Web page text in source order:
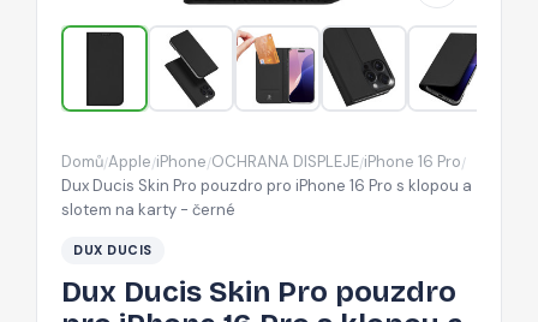
iPhone
16
Pro
s
a
-
Domů/Apple/iPhone/OCHRANA DISPLEJE/iPhone 16 Pro/
Dux Ducis Skin Pro pouzdro pro iPhone 16 Pro s klopou a
slotem na karty - černé
DUX DUCIS
Dux Ducis Skin Pro pouzdro